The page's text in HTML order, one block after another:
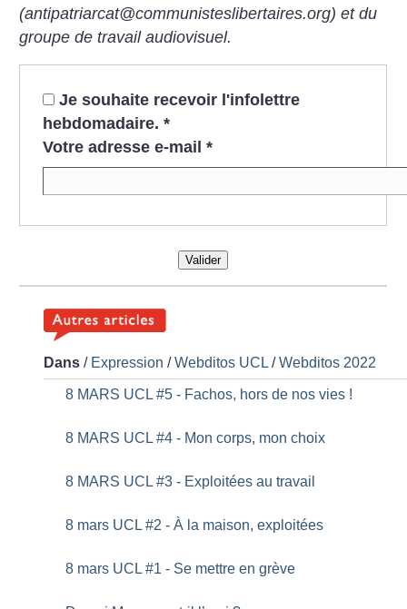
(antipatriarcat@communisteslibertaires.org) et du
groupe de travail audiovisuel.
Je souhaite recevoir l'infolettre
hebdomadaire. *
Votre adresse e-mail *
Valider
Dans / Expression /Webditos UCL /Webditos 2022
8 MARS UCL #5 - Fachos, hors de nos vies !
8 MARS UCL #4 - Mon corps, mon choix
8 MARS UCL #3 - Exploitées au travail
8 mars UCL #2 - À la maison, exploitées
8 mars UCL #1 - Se mettre en grève